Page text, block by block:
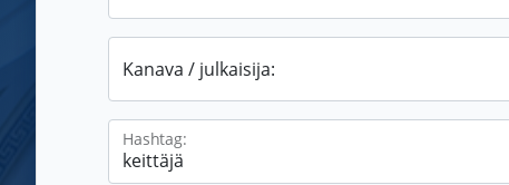
Kanava / julkaisija:
Hashtag: